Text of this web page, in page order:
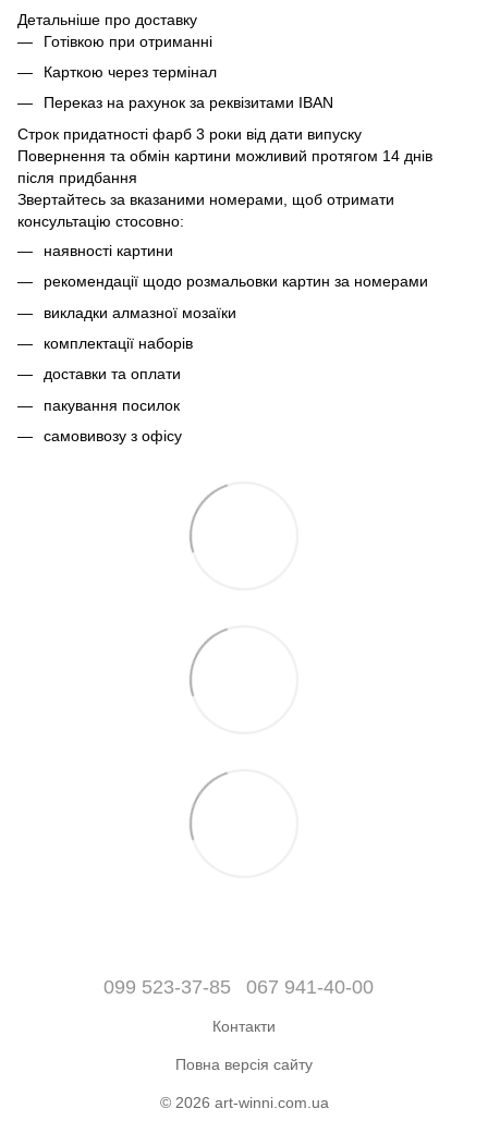
Детальніше про доставку
Готівкою при отриманні
Карткою через термінал
Переказ на рахунок за реквізитами IBAN
Строк придатності фарб 3 роки від дати випуску
Повернення та обмін картини можливий протягом 14 днів
після придбання
Звертайтесь за вказаними номерами, щоб отримати
консультацію стосовно:
наявності картини
рекомендації щодо розмальовки картин за номерами
викладки алмазної мозаїки
комплектації наборів
доставки та оплати
пакування посилок
самовивозу з офісу
099 523-37-85 067 941-40-00
Контакти
Повна версія сайту
© 2026 art-winni.com.ua